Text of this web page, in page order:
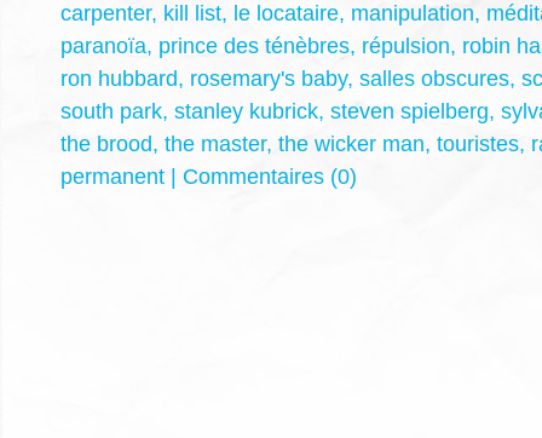
carpenter, kill list, le locataire, manipulation,
paranoïa, prince des ténèbres, répulsion, robin
ron hubbard, rosemary's baby, salles obscures,
south park, stanley kubrick, steven spielberg,
the brood, the master, the wicker man, touristes,
permanent
Commentaires (0)